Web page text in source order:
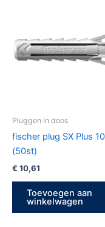
Pluggen in doos
fischer plug SX Plus
(50st)
€ 10,61
Toevoegen aan
winkelwagen